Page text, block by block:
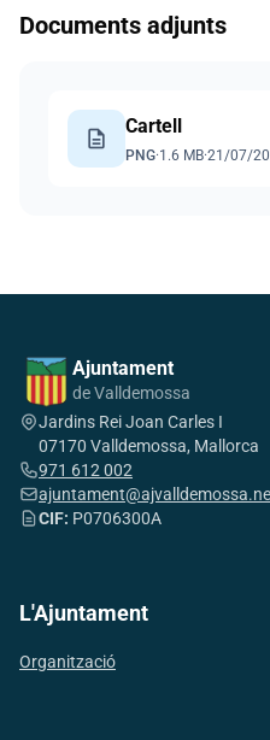
Documents adjunts
description Cartell
PNG·1.6 MB·21/07/
Ajuntament
de Valldemossa
Jardins Rei Joan Carles I
07170 Valldemossa, Mallorca
971 612 002
CIF: P0706300A
L'Ajuntament
Organització